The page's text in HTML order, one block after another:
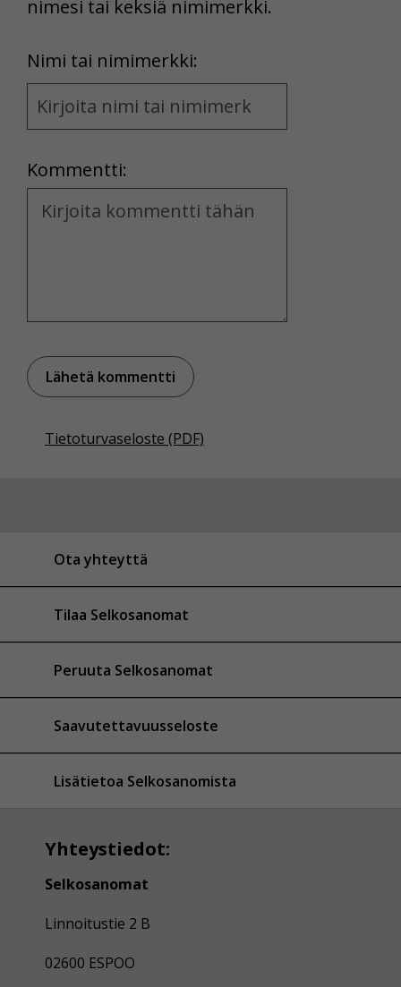
nimesi tai keksiä nimimerkki.
Nimi tai nimimerkki:
Name
and
Kommentti:
Kommentti
Tietoturvaseloste (PDF)
Ota yhteyttä
Tilaa Selkosanomat
Peruuta Selkosanomat
Saavutettavuusseloste
Lisätietoa Selkosanomista
Yhteystiedot:
Selkosanomat
Linnoitustie 2 B
02600 ESPOO